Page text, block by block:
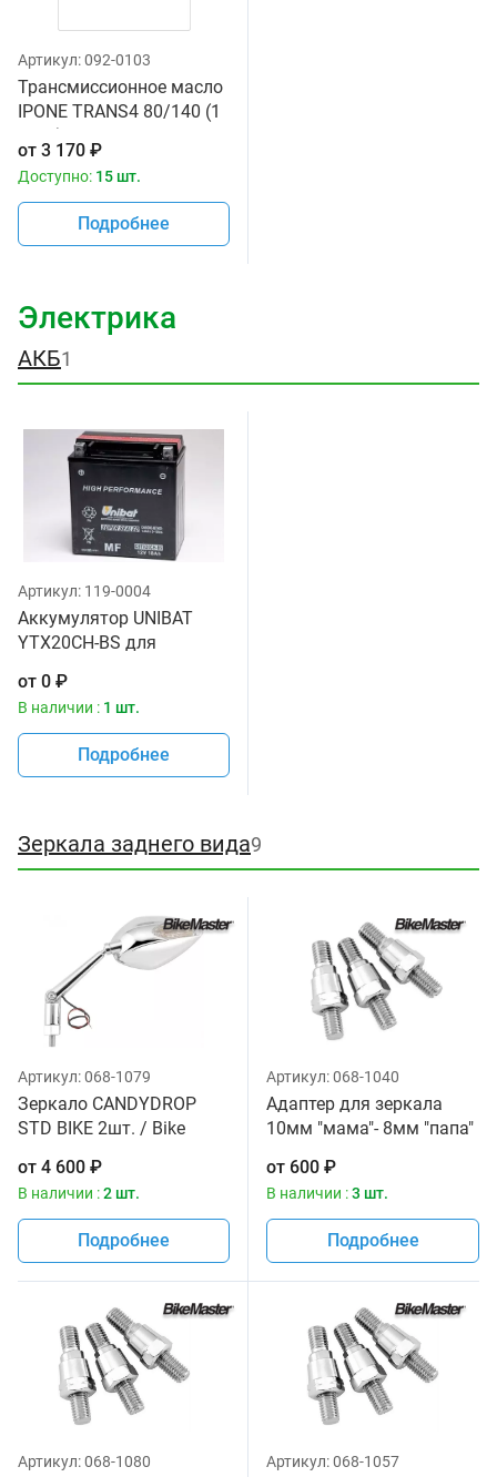
Артикул:092-0103
Трансмиссионное масло
IPONE TRANS4 80/140 (1
литр) для мотоциклов
от 3 170 ₽
Доступно: 15 шт.
Подробнее
Электрика
АКБ1
Артикул: 119-0004
Аккумулятор UNIBAT
YTX20CH-BS для
от 0 ₽
В наличии : 1 шт.
Подробнее
Зеркала заднего вида9
Артикул:068-1079
Зеркало CANDYDROP
STD BIKE 2шт. / Bike
от 4 600 ₽
В наличии :2 шт.
Подробнее
Артикул:068-1040
Адаптер для зеркала
10мм "мама"- 8мм "папа"
от 600 ₽
В наличии :3 шт.
Подробнее
Артикул:068-1080 Артикул:068-1057